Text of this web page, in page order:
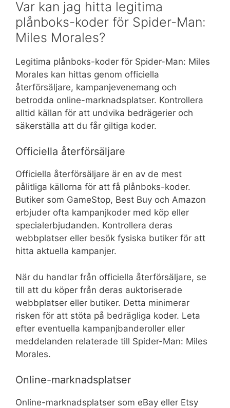
Var kan jag hitta legitima
plånboks-koder för Spider-Man:
Miles Morales?
Legitima plånboks-koder för Spider-Man: Miles
Morales kan hittas genom officiella
återförsäljare, kampanjevenemang och
betrodda online-marknadsplatser. Kontrollera
alltid källan för att undvika bedrägerier och
säkerställa att du får giltiga koder.
Officiella återförsäljare
Officiella återförsäljare är en av de mest
pålitliga källorna för att få plånboks-koder.
Butiker som GameStop, Best Buy och Amazon
erbjuder ofta kampanjkoder med köp eller
specialerbjudanden. Kontrollera deras
webbplatser eller besök fysiska butiker för att
hitta aktuella kampanjer.
När du handlar från officiella återförsäljare, se
till att du köper från deras auktoriserade
webbplatser eller butiker. Detta minimerar
risken för att stöta på bedrägliga koder. Leta
efter eventuella kampanjbanderoller eller
meddelanden relaterade till Spider-Man: Miles
Morales.
Online-marknadsplatser
Online-marknadsplatser som eBay eller Etsy